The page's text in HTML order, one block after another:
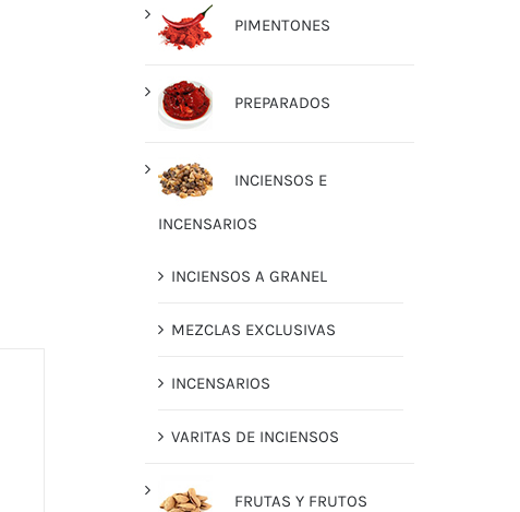
PIMENTONES
PREPARADOS
INCIENSOS E
INCENSARIOS
INCIENSOS A GRANEL
MEZCLAS EXCLUSIVAS
INCENSARIOS
VARITAS DE INCIENSOS
FRUTAS Y FRUTOS